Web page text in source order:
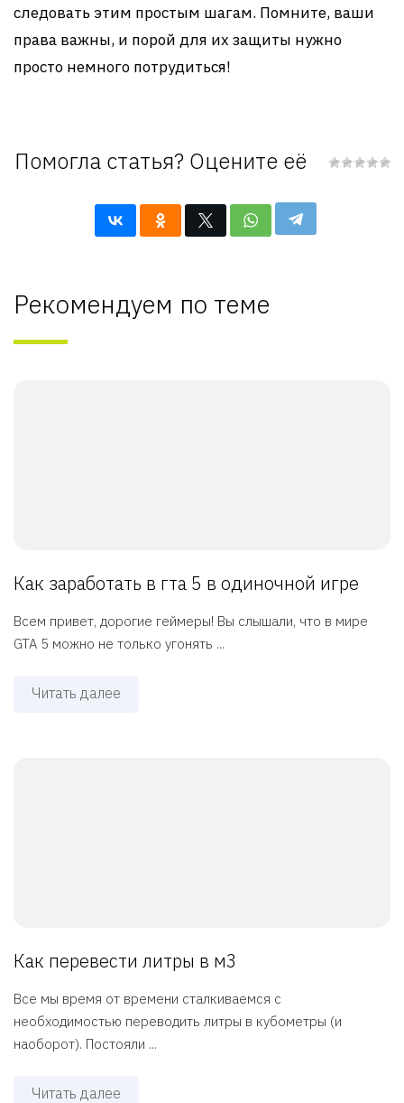
следовать этим простым шагам. Помните, ваши
права важны, и порой для их защиты нужно
просто немного потрудиться!
Помогла статья? Оцените её
Рекомендуем по теме
Как заработать в гта 5 в одиночной игре
Всем привет, дорогие геймеры! Вы слышали, что в мире
GTA 5 можно не только угонять ...
Читать далее
Как перевести литры в м3
Все мы время от времени сталкиваемся с
необходимостью переводить литры в кубометры (и
наоборот). Постояли ...
Читать далее